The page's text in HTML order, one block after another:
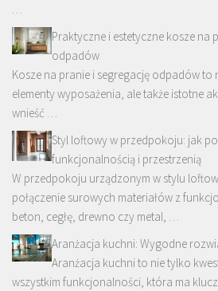
…
Praktyczne i estetyczne kosze na
odpadów
Kosze na pranie i segregację odpadów to
elementy wyposażenia, ale także istotne
wnieść …
Styl loftowy w przedpokoju: jak
funkcjonalnością i przestrzenią
W przedpokoju urządzonym w stylu
połączenie surowych materiałów z
beton, cegłę, drewno czy metal, …
Aranżacja kuchni: Wygodne
Aranżacja kuchni to nie tylko
wszystkim funkcjonalności, która ma